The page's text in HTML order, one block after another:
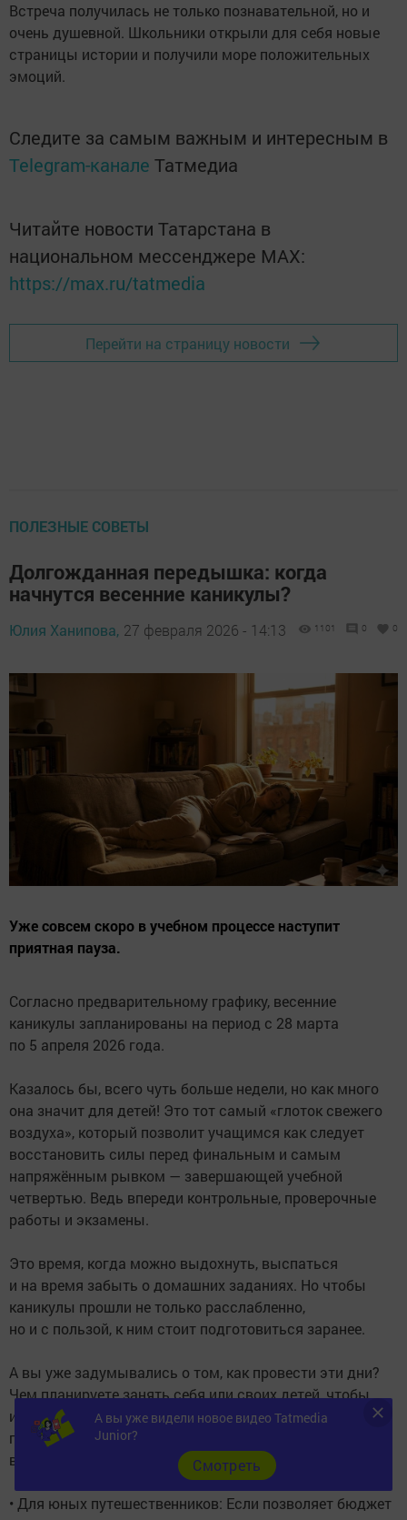
Встреча получилась не только познавательной, но и
очень душевной. Школьники открыли для себя новые
страницы истории и получили море положительных
эмоций.
Следите за самым важным и интересным в
Telegram-канале Татмедиа
Читайте новости Татарстана в
национальном мессенджере MАХ:
https://max.ru/tatmedia
Перейти на страницу новости
ПОЛЕЗНЫЕ СОВЕТЫ
Долгожданная передышка: когда
начнутся весенние каникулы?
Юлия Ханипова, 27 февраля 2026 - 14:13 1101 0 0
Уже совсем скоро в учебном процессе наступит
приятная пауза.
Согласно предварительному графику, весенние
каникулы запланированы на период с 28 марта
по 5 апреля 2026 года.
Казалось бы, всего чуть больше недели, но как много
она значит для детей! Это тот самый «глоток свежего
воздуха», который позволит учащимся как следует
восстановить силы перед финальным и самым
напряжённым рывком — завершающей учебной
четвертью. Ведь впереди контрольные, проверочные
работы и экзамены.
Это время, когда можно выдохнуть, выспаться
и на время забыть о домашних заданиях. Но чтобы
каникулы прошли не только расслабленно,
но и с пользой, к ним стоит подготовиться заранее.
А вы уже задумывались о том, как провести эти дни?
Чем планируете занять себя или своих детей, чтобы
и отдохнуть, и не утонуть в скуке? Мы решили немного
помочь вам с идеями и предлагаем несколько
вариантов для отличного весеннего отдыха:
• Для юных путешественников: Если позволяет бюджет
А вы уже видели новое видео Tatmedia
Junior?
Cмотреть